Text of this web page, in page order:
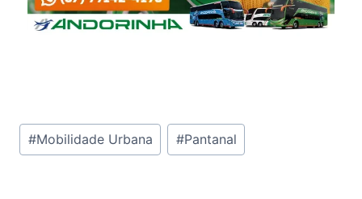
Tags
do
#Mobilidade Urbana #Pantanal